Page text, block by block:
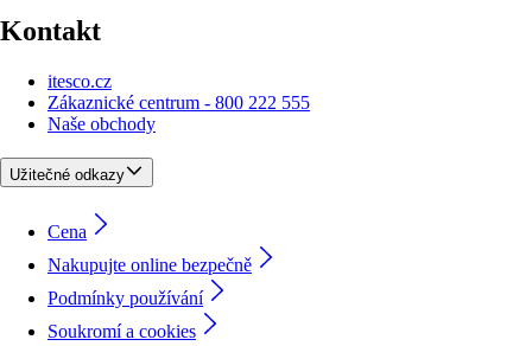
Kontakt
itesco.cz
Zákaznické centrum - 800 222 555
Naše obchody
Užitečné odkazy
Cena
Nakupujte online bezpečně
Podmínky používání
Soukromí a cookies